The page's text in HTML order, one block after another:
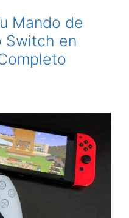
Mando de
Switch en